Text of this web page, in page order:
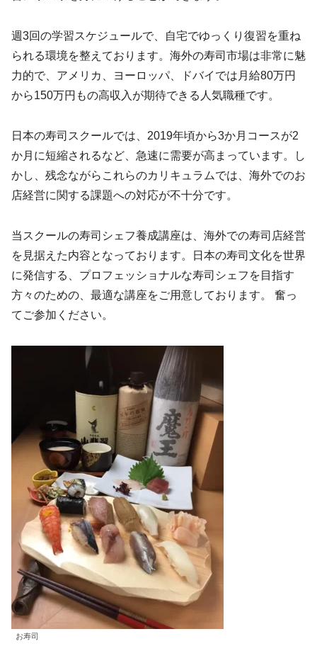
週3回の学習スケジュールで、自宅でゆっくり復習を重ね
られる環境を整えております。海外の寿司市場は非常に魅
力的で、アメリカ、ヨーロッパ、ドバイでは月給80万円
から150万円もの高収入が期待できる人気職種です。
日本の寿司スクールでは、2019年頃から3か月コースが2
か月に短縮されるなど、急速に需要が高まっています。し
かし、残念ながらこれらのカリキュラムでは、海外でのお
店経営に関する課題への対応が不十分です。
当スクールの寿司シェフ養成講座は、海外での寿司店経営
を見据えた内容となっております。日本の寿司文化を世界
に発信する、プロフェッショナルな寿司シェフを目指す
方々のための、最適な講座をご用意しております。 奮っ
てご参加ください。
お寿司